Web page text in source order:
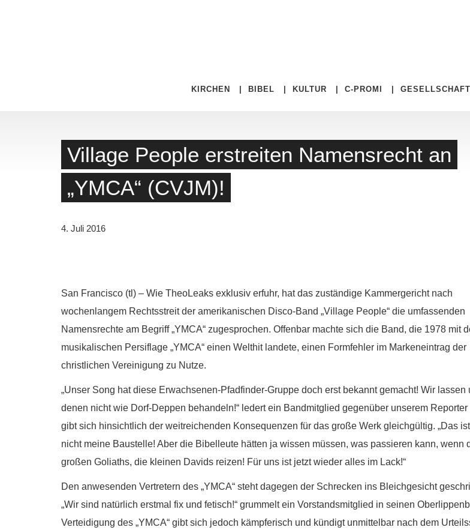
KIRCHEN BIBEL KULTUR C-PROMI GESELLSCHAFT
Village People erstreiten Namensrecht an
„YMCA“ (CVJM)!
4. Juli 2016
San Francisco (tl) – Wie TheoLeaks exklusiv erfuhr, hat das zuständige Kammergericht nach
wochenlangem Rechtsstreit der amerikanischen Disco-Band „Village People“ die umfassenden
Namensrechte am Begriff „YMCA“ zugesprochen. Offenbar machte sich die Band, die 1978 mit
musikalischen Persiflage „YMCA“ einen Welthit landete, einen Formfehler im Markeneintrag der
christlichen Vereinigung zu Nutze.
„Unser Song hat diese Erwachsenen-Pfadfinder-Gruppe doch erst bekannt gemacht! Wir lassen
denen nicht wie Dorf-Deppen behandeln!“ ledert ein Bandmitglied gegenüber unserem Reporter
gibt sich hinsichtlich der weitreichenden Konsequenzen für das große Werk gleichgültig. „Das
nicht meine Baustelle! Aber die Bibelleute hätten ja wissen müssen, was passieren kann, wenn
großen Goliaths, die kleinen Davids reizen! Für uns ist jetzt wieder alles im Lack!“
Den anwesenden Vertretern des „YMCA“ steht dagegen der Schrecken ins Bleichgesicht
„Wir sind natürlich erstmal fix und fetisch!“ grummelt ein Vorstandsmitglied in seinen
Verteidigung des „YMCA“ gibt sich jedoch kämpferisch und kündigt unmittelbar nach dem